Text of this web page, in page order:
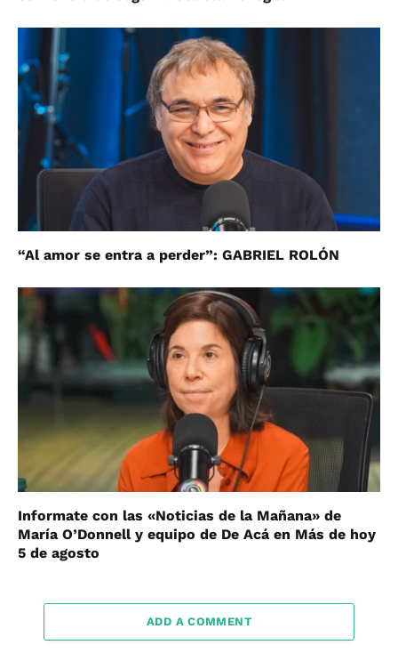
“Al amor se entra a perder”: GABRIEL ROLÓN
Informate con las «Noticias de la Mañana» de
María O’Donnell y equipo de De Acá en Más de hoy
5 de agosto
ADD A COMMENT